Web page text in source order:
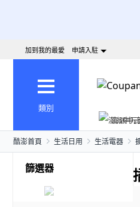
加到我的最愛 申請入駐
類別
澎派中
酷澎首頁 生活日用 生活電器
篩選器